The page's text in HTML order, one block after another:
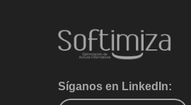
Síganos en LinkedIn: